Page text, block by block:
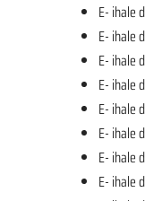
E- ihale
E- ihale
E- ihale
E- ihale
E- ihale
E- ihale
E- ihale
E- ihale